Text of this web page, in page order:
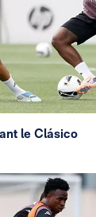
le Clásico